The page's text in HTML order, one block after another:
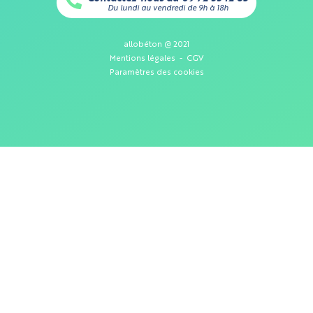
Du lundi au vendredi de 9h à 18h
allobéton @ 2021
Mentions légales - CGV
Paramètres des cookies